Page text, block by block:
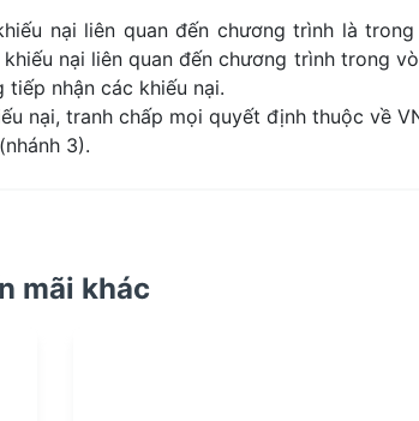
nại liên quan đến chương trình là
nại liên quan đến chương trình trong
tiếp nhận các khiếu nại.
nại, tranh chấp mọi quyết định thuộc về
3).
mãi khác